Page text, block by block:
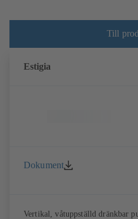
Till
Estigia
Dokument
Vertikal, våtuppställd dränkbar